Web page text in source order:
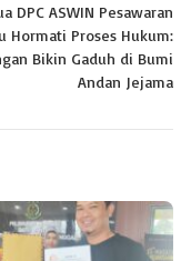
DPC ASWIN Pesawaran
Hormati Proses Hukum:
Bikin Gaduh di Bumi
Andan Jejama